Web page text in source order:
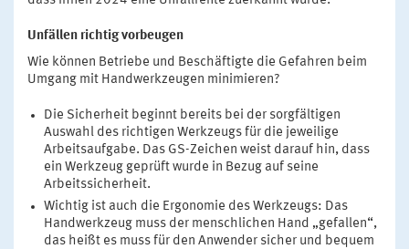
Unfällen richtig vorbeugen
Wie können Betriebe und Beschäftigte die Gefahren beim
Umgang mit Handwerkzeugen minimieren?
Die Sicherheit beginnt bereits bei der sorgfältigen
Auswahl des richtigen Werkzeugs für die jeweilige
Arbeitsaufgabe. Das GS-Zeichen weist darauf hin, dass
ein Werkzeug geprüft wurde in Bezug auf seine
Arbeitssicherheit.
Wichtig ist auch die Ergonomie des Werkzeugs: Das
Handwerkzeug muss der menschlichen Hand „gefallen“,
das heißt es muss für den Anwender sicher und bequem